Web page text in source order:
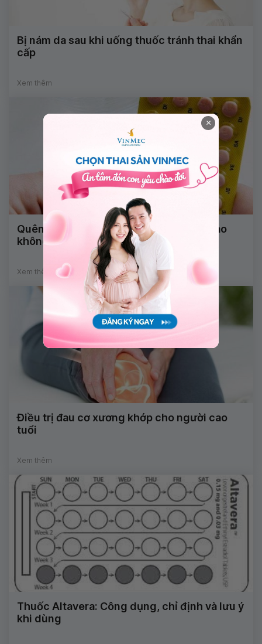
Bị nám da sau khi uống thuốc tránh thai khẩn
cấp
Xem thêm
Quên uống thuốc tránh thai 1 ngày có sao
không?
Xem thêm
Điều trị đau cơ xương khớp cho người cao
tuổi
Xem thêm
Thuốc Altavera: Công dụng, chỉ định và lưu ý
khi dùng
×